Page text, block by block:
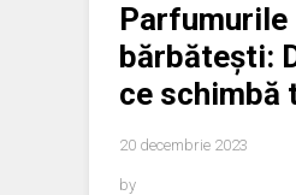
Parfumurile
bărbătești:
ce schimbă
20 decembrie 2023
by